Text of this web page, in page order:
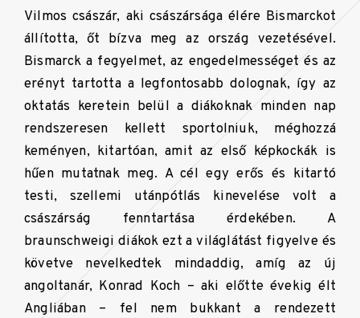
Vilmos császár, aki császársága élére Bismarckot
állította, őt bízva meg az ország vezetésével.
Bismarck a fegyelmet, az engedelmességet és az
erényt tartotta a legfontosabb dolognak, így az
oktatás keretein belül a diákoknak minden nap
rendszeresen kellett sportolniuk, méghozzá
keményen, kitartóan, amit az első képkockák is
hűen mutatnak meg. A cél egy erős és kitartó
testi, szellemi utánpótlás kinevelése volt a
császárság fenntartása érdekében. A
braunschweigi diákok ezt a világlátást figyelve és
követve nevelkedtek mindaddig, amíg az új
angoltanár, Konrad Koch – aki előtte évekig élt
Angliában – fel nem bukkant a rendezett